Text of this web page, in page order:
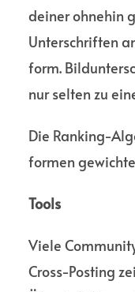
deiner ohnehin
Unter­schriften
form.
nur selten zu
Die Ranking-
formen
Tools
Viele
Cross-Posting